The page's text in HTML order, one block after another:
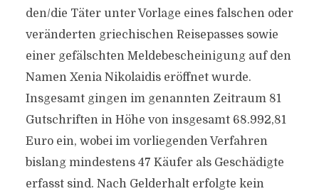
den/die Täter unter Vorlage eines falschen oder
veränderten griechischen Reisepasses sowie
einer gefälschten Meldebescheinigung auf den
Namen Xenia Nikolaidis eröffnet wurde.
Insgesamt gingen im genannten Zeitraum 81
Gutschriften in Höhe von insgesamt 68.992,81
Euro ein, wobei im vorliegenden Verfahren
bislang mindestens 47 Käufer als Geschädigte
erfasst sind. Nach Gelderhalt erfolgte kein